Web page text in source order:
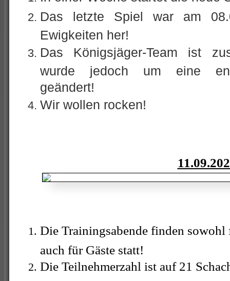
Das letzte Spiel war am
Ewigkeiten her!
Das Königsjäger-Team ist
wurde jedoch um eine
geändert!
Wir wollen rocken!
Die Trainingsabende finden
auch für Gäste statt!
Die Teilnehmerzahl ist auf 21